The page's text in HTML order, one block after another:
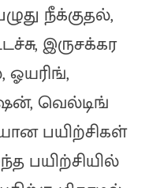
நீக்குதல்,
இருசக்கர
ஓயரிங்,
வெல்டிங்
பயிற்சிகள்
பயிற்சியில்